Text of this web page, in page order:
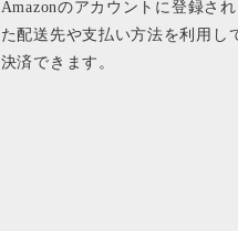
Amazonのアカウントに登録され
た配送先や支払い方法を利用し
決済できます。